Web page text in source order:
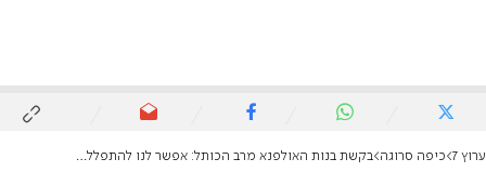
ערוץ 7 כיפה סרוגה בקשת בנות האולפנא מרב הכותל: אפשר לנו להתפלל ללא הפרעה